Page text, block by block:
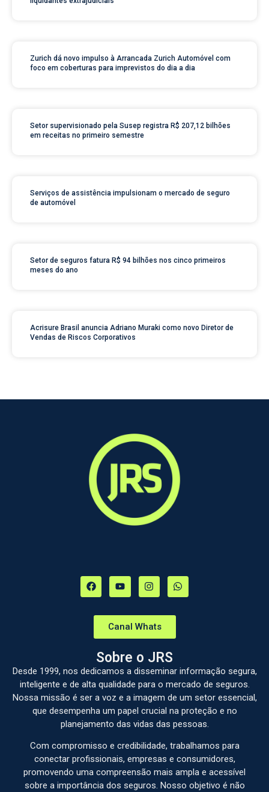
Zurich dá novo impulso à Arrancada Zurich Automóvel com
foco em coberturas para imprevistos do dia a dia
Setor supervisionado pela Susep registra R$ 207,12 bilhões
em receitas no primeiro semestre
Serviços de assistência impulsionam o mercado de seguro
de automóvel
Setor de seguros fatura R$ 94 bilhões nos cinco primeiros
meses do ano
Acrisure Brasil anuncia Adriano Muraki como novo Diretor de
Vendas de Riscos Corporativos
Canal Whats
Sobre o JRS
Desde 1999, nos dedicamos a disseminar informação segura,
inteligente e de alta qualidade para o mercado de seguros.
Nossa missão é ser a voz e a imagem de um setor essencial,
que desempenha um papel crucial na proteção e no
planejamento das vidas das pessoas.
Com compromisso e credibilidade, trabalhamos para
conectar profissionais, empresas e consumidores,
promovendo uma compreensão mais ampla e acessível
sobre a importância dos seguros. Nosso objetivo é não